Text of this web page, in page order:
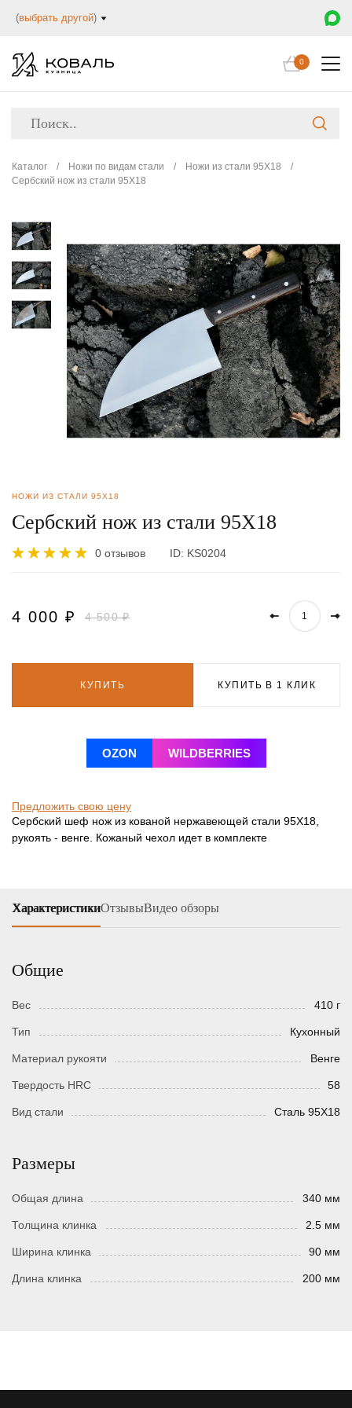
(выбрать другой)
0
Каталог / Ножи по видам стали / Ножи из стали 95Х18
/
Сербский нож из стали 95Х18
НОЖИ ИЗ СТАЛИ 95Х18
Сербский нож из стали 95Х18
0 отзывов ID: KS0204
4 000 ₽ 4 500 ₽
КУПИТЬ КУПИТЬ В 1 КЛИК
OZON WILDBERRIES
Предложить свою цену
Сербский шеф нож из кованой нержавеющей стали 95Х18,
рукоять - венге. Кожаный чехол идет в комплекте
ХарактеристикиОтзывыВидео обзоры
Общие
Вес 410 г
Тип Кухонный
Материал рукояти Венге
Твердость HRC 58
Вид стали Сталь 95Х18
Размеры
Общая длина 340 мм
Толщина клинка 2.5 мм
Ширина клинка 90 мм
Длина клинка 200 мм